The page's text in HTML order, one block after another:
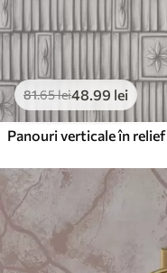
81.65lei48.99 lei